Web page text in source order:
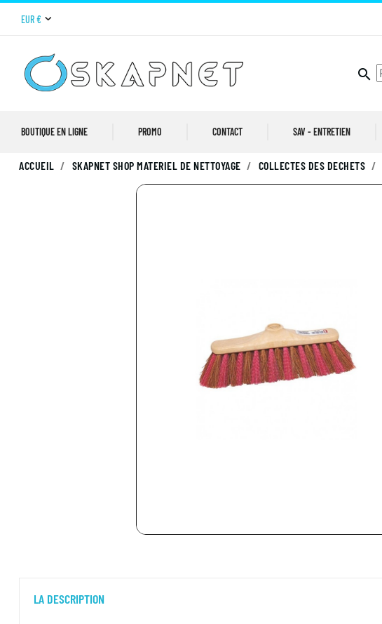
EUR €
search
BOUTIQUE EN LIGNE PROMO CONTACT SAV - ENTRETIEN
ACCUEIL SKAPNET SHOP MATERIEL DE NETTOYAGE COLLECTES DES DECHETS
LA DESCRIPTION